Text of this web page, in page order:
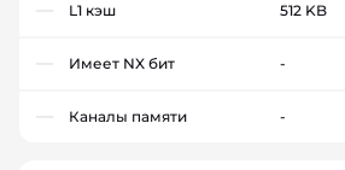
L1 кэш 512 KB
Имеет NX бит -
Каналы памяти -